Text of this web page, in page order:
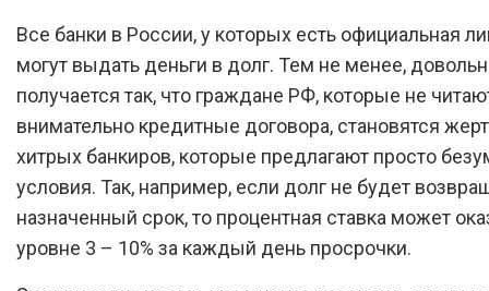
Все банки в России, у которых есть официальная
могут выдать деньги в долг. Тем не менее,
получается так, что граждане РФ, которые не
внимательно кредитные договора, становятся
хитрых банкиров, которые предлагают просто
условия. Так, например, если долг не будет
назначенный срок, то процентная ставка может
уровне 3 – 10% за каждый день просрочки.